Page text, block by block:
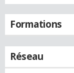
Formations
Réseau